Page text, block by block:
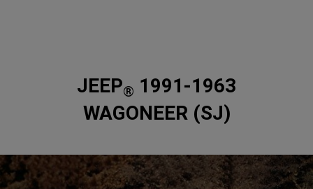
1991-1963 JEEP
®
WAGONEER (SJ)